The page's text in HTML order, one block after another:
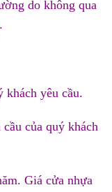
do không qua
khách yêu cầu.
của quý khách
Giá cửa nhựa